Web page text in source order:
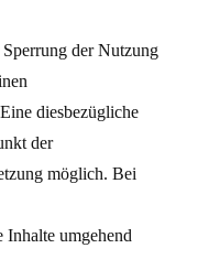
der Nutzung
diesbezügliche
der
möglich. Bei
Inhalte umgehend